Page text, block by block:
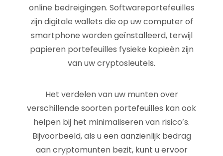
online bedreigingen. Softwareportefeuilles
zijn digitale wallets die op uw computer of
smartphone worden geïnstalleerd, terwijl
papieren portefeuilles fysieke kopieën zijn
van uw cryptosleutels.
Het verdelen van uw munten over
verschillende soorten portefeuilles kan ook
helpen bij het minimaliseren van risico’s.
Bijvoorbeeld, als u een aanzienlijk bedrag
aan cryptomunten bezit, kunt u ervoor